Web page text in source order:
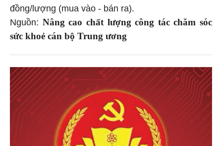
đồng/lượng (mua vào - bán ra).
Nguồn: Nâng cao chất lượng công tác chăm sóc
sức khoẻ cán bộ Trung ương